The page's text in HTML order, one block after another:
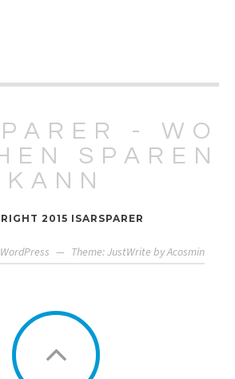
- WO
SPAREN
KANN
2015 ISARSPARER
— Theme: JustWrite byAcosmin